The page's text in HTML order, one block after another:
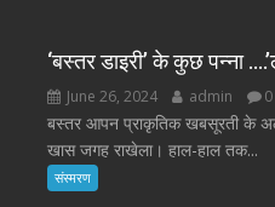
‘बस्तर डाइरी’ के कुछ पन्ना
June 26, 2024 admin 0
बस्तर आपन प्राकृतिक खबसूरती के
खास जगह राखेला। हाल-हाल तक...
संस्मरण